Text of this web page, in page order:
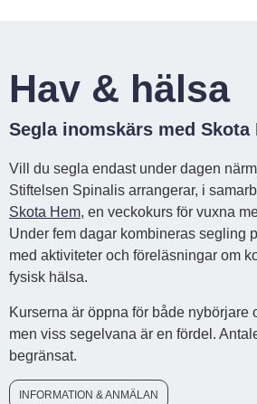
Hav & hälsa
Segla inomskärs med Skota
Vill du segla endast under dagen
Stiftelsen Spinalis arrangerar, i
Skota Hem, en veckokurs för vuxna
Under fem dagar kombineras segling
med aktiviteter och föreläsningar om
fysisk hälsa.
Kurserna är öppna för både nybörjare
men viss segelvana är en fördel.
begränsat.
INFORMATION & ANMÄLAN